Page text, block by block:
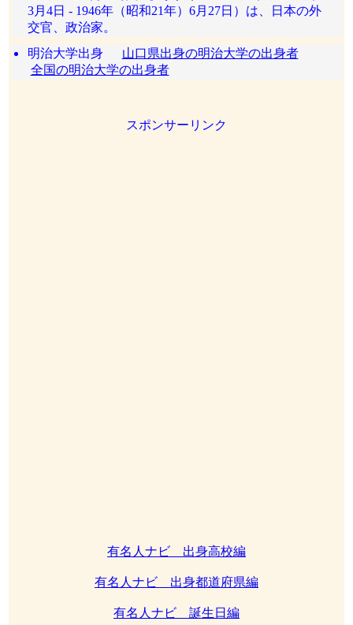
3月4日 - 1946年（昭和21年）6月27日）は、日本の外
交官、政治家。
明治大学出身 山口県出身の明治大学の出身者
全国の明治大学の出身者
スポンサーリンク
有名人ナビ 出身高校編
有名人ナビ 出身都道府県編
有名人ナビ 誕生日編